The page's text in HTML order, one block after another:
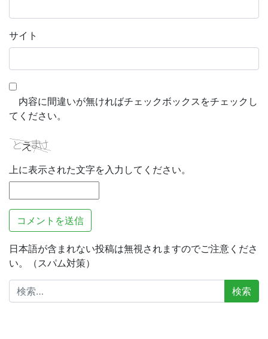
サイト
内容に間違いが無ければチェックボックスをチェックし
てください。
上に表示された文字を入力してください。
日本語が含まれない投稿は無視されますのでご注意くださ
い。（スパム対策）
検
索: